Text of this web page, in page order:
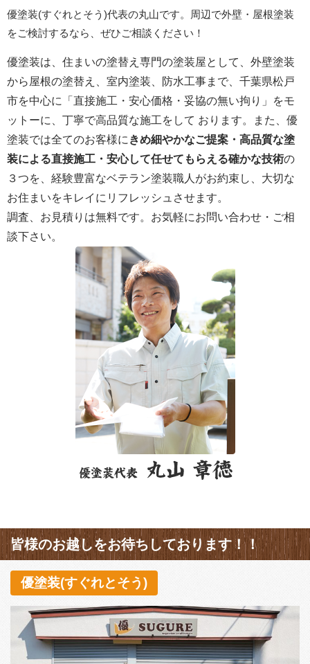
優塗装(すぐれとそう)代表の丸山です。周辺で外壁・屋根塗装
をご検討するなら、ぜひご相談ください！
優塗装は、住まいの塗替え専門の塗装屋として、外壁塗装
から屋根の塗替え、室内塗装、防水工事まで、千葉県松戸
市を中心に「直接施工・安心価格・妥協の無い拘り」をモ
ットーに、丁寧で高品質な施工をして おります。また、優
塗装では全てのお客様にきめ細やかなご提案・高品質な塗
装による直接施工・安心して任せてもらえる確かな技術の
３つを、経験豊富なベテラン塗装職人がお約束し、大切な
お住まいをキレイにリフレッシュさせます。
調査、お見積りは無料です。お気軽にお問い合わせ・ご相
談下さい。
皆様のお越しをお待ちしております！！
優塗装(すぐれとそう)